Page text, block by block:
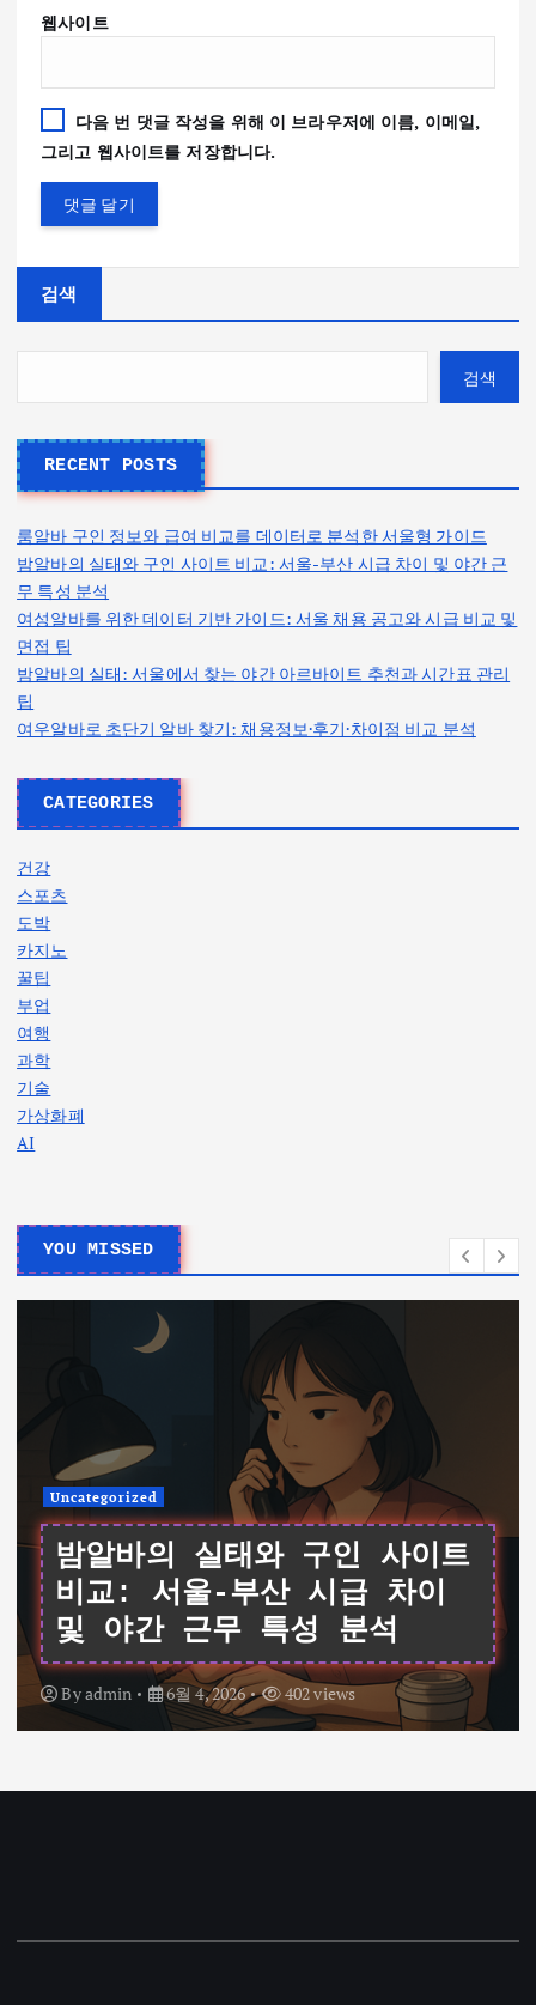
웹사이트
다음 번 댓글 작성을 위해 이 브라우저에 이름, 이메일,
그리고 웹사이트를 저장합니다.
검색
검색
RECENT POSTS
룸알바 구인 정보와 급여 비교를 데이터로 분석한 서울형 가이드
밤알바의 실태와 구인 사이트 비교: 서울-부산 시급 차이 및 야간 근
무 특성 분석
여성알바를 위한 데이터 기반 가이드: 서울 채용 공고와 시급 비교 및
면접 팁
밤알바의 실태: 서울에서 찾는 야간 아르바이트 추천과 시간표 관리
팁
여우알바로 초단기 알바 찾기: 채용정보·후기·차이점 비교 분석
CATEGORIES
건강
스포츠
도박
카지노
꿀팁
부업
여행
과학
기술
가상화폐
AI
YOU MISSED
Uncategorized
여성알바를 위한 데이터 기반
가이드: 서울 채용 공고와 시
급 비교 및 면접 팁
Byadmin 6월 4, 2026 341 views